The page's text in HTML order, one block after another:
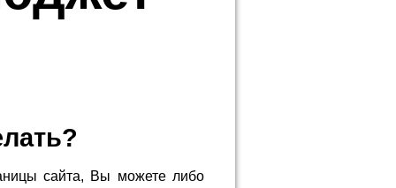
сайта, Вы можете либо